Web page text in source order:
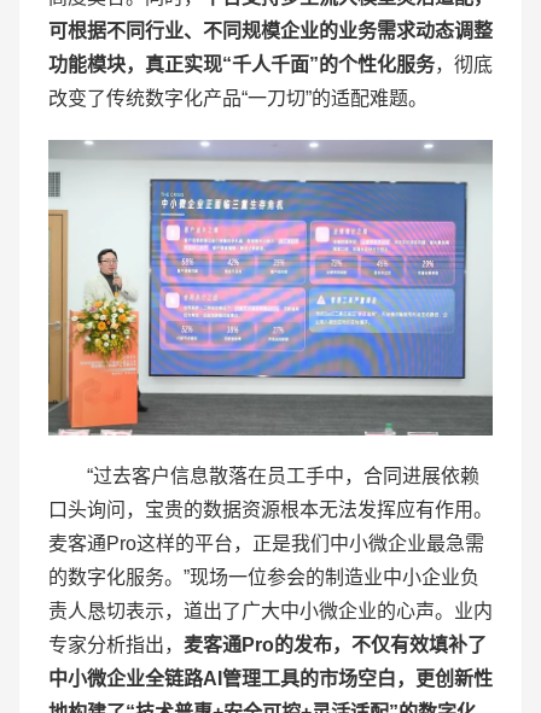
可根据不同行业、不同规模企业的业务需求动态调整
功能模块，真正实现“千人千面”的个性化服务，彻底
改变了传统数字化产品“一刀切”的适配难题。
“过去客户信息散落在员工手中，合同进展依赖
口头询问，宝贵的数据资源根本无法发挥应有作用。
麦客通Pro这样的平台，正是我们中小微企业最急需
的数字化服务。”现场一位参会的制造业中小企业负
责人恳切表示，道出了广大中小微企业的心声。业内
专家分析指出， 麦客通Pro的发布，不仅有效填补了
中小微企业全链路AI 管理工具的市场空白，更创新性